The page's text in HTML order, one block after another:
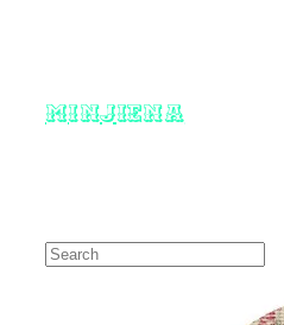
minjiena